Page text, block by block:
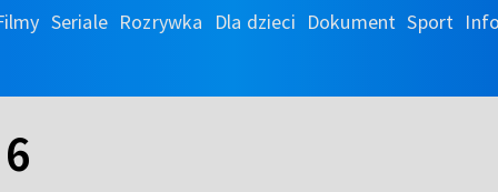
Seriale Rozrywka Dla dzieci Dokument Sport